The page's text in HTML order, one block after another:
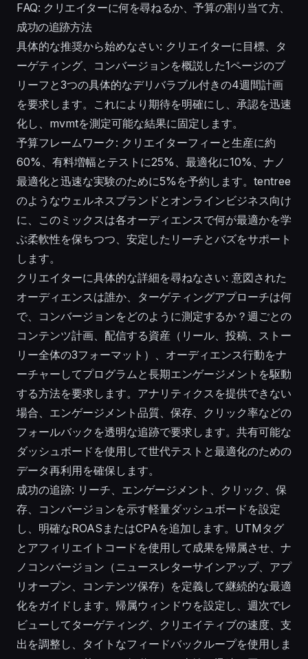
FAQ: クリエイターに何を尋ねるか、予算の割り当て方、
成功の追跡方法
具体的な推奨から始めなさい: クリエイターに目標、タ
ーゲティング、コンバージョンを概説した1ページのブ
リーフと3つの具体的なデリバラブル付きの4週間計画
を要求します。これにより期待を明確にし、承認を迅速
化し、mvmtを測定可能な結果に固定します。
予算フレームワーク: クリエイターフィーと生産に約
60%、有料増幅とテストに25%、最適化に10%、ナノ
最適化と迅速な実験のために5%を予約します。tentree
のようなウェルネスブランドとオンラインビジネス向け
に、このミックスは各オーディエンスで何が最適かを学
ぶ柔軟性を保ちつつ、安定したリーチとバズをサポート
します。
クリエイターに具体的な詳細を尋ねなさい: 意図された
オーディエンスは誰か、ターゲティングアプローチは何
で、コンバージョンをどのように測定するか？週ごとの
コンテンツ計画、配信する資産（リール、投稿、ストー
リー全体の3フォーマット）、オーディエンス行動をナ
ーチャーしてプログラムと長期エンゲージメントを駆動
する方法を要求します。アナリティクスを提供できない
場合、エンゲージメント品質、保存、クリック率などの
フォールバックを透明な追跡で要求します。共有可能な
ダッシュボードを使用して世代テストと最適化のための
データ再利用を確保します。
成功の追跡: リーチ、エンゲージメント、クリック、保
存、コンバージョンを示す軽量ダッシュボードを設定
し、明確なROASまたはCPAを追加します。UTMタグ
とアフィリエイトコードを使用して成果を帰属させ、ナ
ノコンバージョン（ニュースレターサインアップ、アプ
リオープン、コンテンツ保存）を定義して継続的な最適
化をガイドします。帰属ウィンドウを設定し、週次でレ
ビューしてターゲティング、クリエイティブの速度、支
出を調整し、タイトなフィードバックループを使用しま